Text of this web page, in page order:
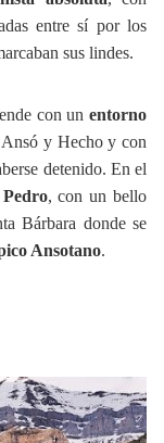
entre sí por los
sus lindes.
con unentorno
y Hecho y con
detenido. En el
, con un bello
Bárbara donde se
Ansotano.